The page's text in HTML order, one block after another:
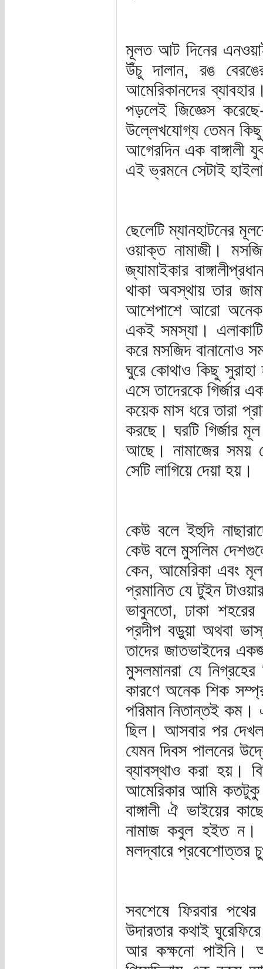
মূলত আট দিনের
উঁচু দালান, রঙ
আমেরিকানদের
পড়লেই জিজ্ঞেস
উল্লেখযোগ্য তেমন
আগেরদিন এক বাঙ্গালী
এই ভ্রমনে সেটাই
ছেলেটি ম্যানহাটনের
ওয়াক্ত নামাজী।
জ্যামাইকার
থাকা অবস্থায় তার
আশেপাশে আরো অনেক
একই সমস্যা।
করে মসজিদ বানানোও
ঘুরে কোথাও কিছু সুরাহা
এসে তাদেরকে গির্জার
কয়েক মাস ধরে তারা
করছে। ঘরটি গির্জার
আছে। নামাজের সময়
সেটি লাগিয়ে দেয়া হয়।
কেউ বলে ইহুদি
কেউ বলে মুসলিম
কেন, আমেরিকা এবং
প্রমানিত যে টুইন
ভাবুনতো, ঢাকা
প্রদীপ বড়ুয়া অথবা
তাদের জাতভাইদের
মুসলমানরা যে
কারণে অনেক শিক
পরিমান নিতান্তই
ছিল। আসবার পর
যেমন দিবস পালনের
ব্যাবস্থাও করা হয়।
আমেরিকার আমি কতটুকু
বাঙ্গালী ঐ ভাইয়ের
নামাজ কবুল হইত ন।
মলদ্বারে প্রবেশোত্তর
সবশেষে ফিরবার
উদারতার কথাই
আর কক্ষনো পাইনি।